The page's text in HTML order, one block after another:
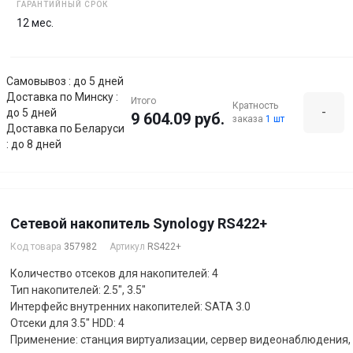
ГАРАНТИЙНЫЙ СРОК
12 мес.
Самовывоз : до 5 дней
Доставка по Минску :
до 5 дней
Доставка по Беларуси
: до 8 дней
Итого
9 604.09 руб.
Кратность
заказа 1 шт -
Сетевой накопитель Synology RS422+
Код товара 357982 Артикул RS422+
Количество отсеков для накопителей: 4
Тип накопителей: 2.5", 3.5"
Интерфейс внутренних накопителей: SATA 3.0
Отсеки для 3.5" HDD: 4
Применение: станция виртуализации, сервер